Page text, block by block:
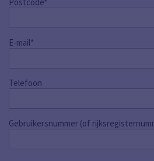
E-mail*
Telefoon
Gebruikersnummer (of